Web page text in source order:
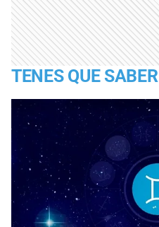
TENES QUE SABER